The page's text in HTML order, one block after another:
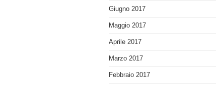
Giugno 2017
Maggio 2017
Aprile 2017
Marzo 2017
Febbraio 2017